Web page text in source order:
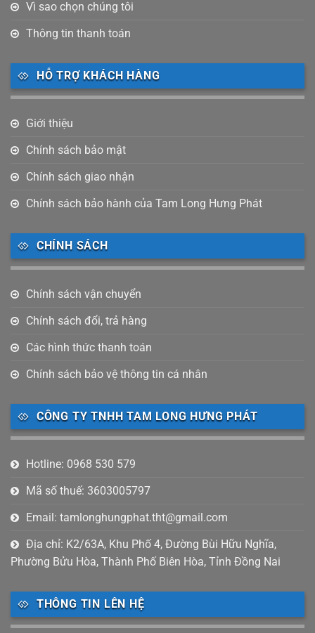
Vì sao chọn chúng tôi
Thông tin thanh toán
HỖ TRỢ KHÁCH HÀNG
Giới thiệu
Chính sách bảo mật
Chính sách giao nhận
Chính sách bảo hành của Tam Long Hưng Phát
CHÍNH SÁCH
Chính sách vận chuyển
Chính sách đổi, trả hàng
Các hình thức thanh toán
Chính sách bảo vệ thông tin cá nhân
CÔNG TY TNHH TAM LONG HƯNG PHÁT
Hotline: 0968 530 579
Mã số thuế: 3603005797
Email: tamlonghungphat.tht@gmail.com
Địa chỉ: K2/63A, Khu Phố 4, Đường Bùi Hữu Nghĩa,
Phường Bửu Hòa, Thành Phố Biên Hòa, Tỉnh Đồng Nai
THÔNG TIN LÊN HỆ